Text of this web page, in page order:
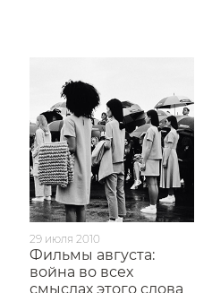
29 июля 2010
Фильмы августа:
война во всех
смыслах этого слова